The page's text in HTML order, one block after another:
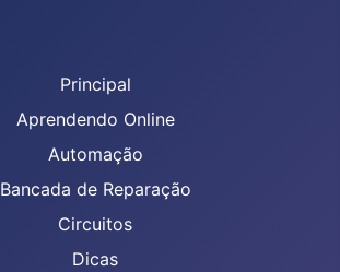
Principal
Aprendendo Online
Automação
Bancada de Reparação
Circuitos
Dicas